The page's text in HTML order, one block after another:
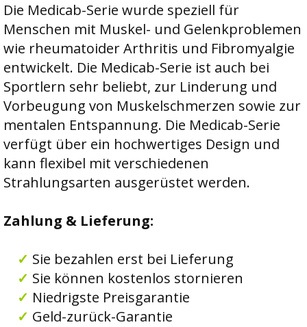
Die Medicab-Serie wurde speziell für
Menschen mit Muskel- und Gelenkproblemen
wie rheumatoider Arthritis und Fibromyalgie
entwickelt. Die Medicab-Serie ist auch bei
Sportlern sehr beliebt, zur Linderung und
Vorbeugung von Muskelschmerzen sowie zur
mentalen Entspannung. Die Medicab-Serie
verfügt über ein hochwertiges Design und
kann flexibel mit verschiedenen
Strahlungsarten ausgerüstet werden.
Zahlung & Lieferung:
✓ Sie bezahlen erst bei Lieferung
✓ Sie können kostenlos stornieren
✓ Niedrigste Preisgarantie
✓ Geld-zurück-Garantie